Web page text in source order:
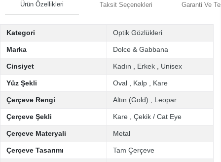
Ürün Özellikleri Taksit Seçenekleri Garanti Ve
Kategori Optik Gözlükleri
Marka Dolce & Gabbana
Cinsiyet Kadın Erkek Unisex
Yüz Şekli Oval Kalp Kare
Çerçeve Rengi Altın (Gold) Leopar
Çerçeve Şekli Kare Çekik / Cat Eye
Çerçeve Materyali Metal
Çerçeve Tasarımı Tam Çerçeve